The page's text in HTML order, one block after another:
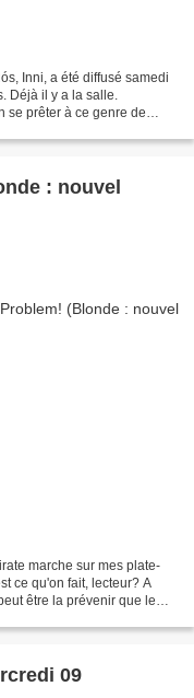
Inni, a été diffusé samedi
Déjà il y a la salle.
se prêter à ce genre de
: nouvel
marche sur mes plate-
ce qu'on fait, lecteur? A
être la prévenir que le
09